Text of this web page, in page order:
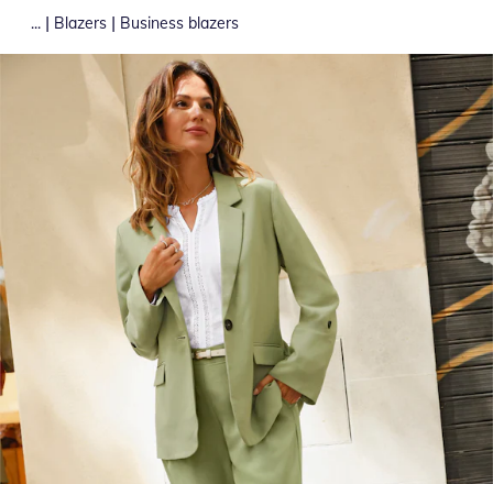
... | Blazers | Business blazers